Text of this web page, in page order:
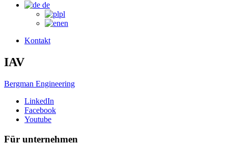
de
pl
en
Kontakt
IAV
Bergman Engineering
LinkedIn
Facebook
Youtube
Für unternehmen